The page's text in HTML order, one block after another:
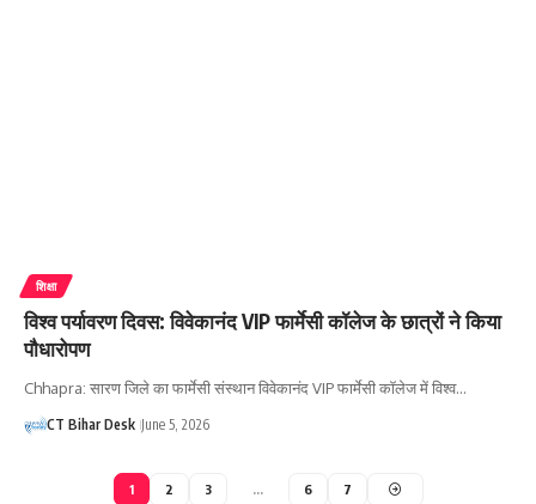
शिक्षा
विश्व पर्यावरण दिवस: विवेकानंद VIP फार्मेसी कॉलेज के छात्रों ने किया
पौधारोपण
Chhapra: सारण जिले का फार्मेसी संस्थान विवेकानंद VIP फार्मेसी कॉलेज में विश्व…
CT Bihar Desk June 5, 2026
1 2 3 … 6 7